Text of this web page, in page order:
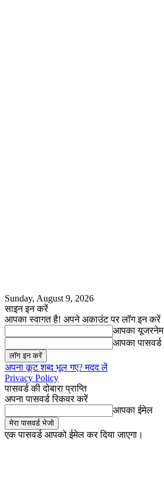
Sunday, August 9, 2026
साइन इन करें
आपका स्वागत है! अपने अकाउंट पर लॉग इन करें
आपका यूजरनेम
आपका पासवर्ड
अपना कूट शब्द भूल गए? मदद लें
Privacy Policy
पासवर्ड की दोबारा प्राप्ति
अपना पासवर्ड रिकवर करें
आपका ईमेल
एक पासवर्ड आपको ईमेल कर दिया जाएगा।